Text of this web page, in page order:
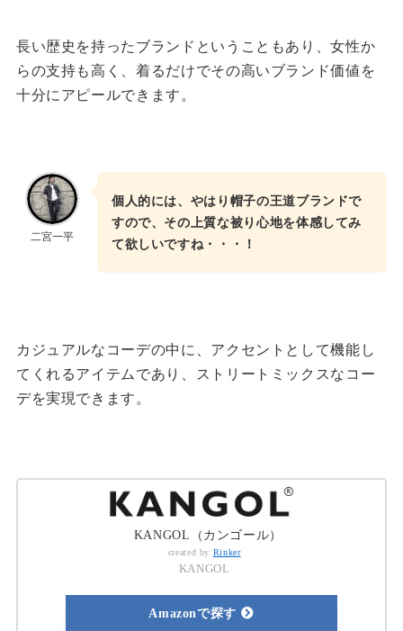
長い歴史を持ったブランドということもあり、女性か
らの支持も高く、着るだけでその高いブランド価値を
十分にアピールできます。
二宮一平
個人的には、やはり帽子の王道ブランドで
すので、その上質な被り心地を体感してみ
て欲しいですね・・・！
カジュアルなコーデの中に、アクセントとして機能し
てくれるアイテムであり、ストリートミックスなコー
デを実現できます。
KANGOL（カンゴール）
created by Rinker
KANGOL
Amazonで探す